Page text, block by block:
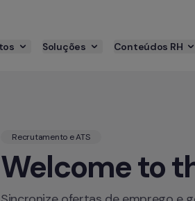
Soluções Conteúdos RH
Recrutamento e ATS
Welcome to